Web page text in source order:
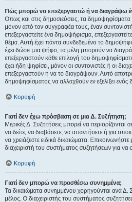
Πώς μπορώ να επεξεργαστώ ή να διαγράψω
Όπως και στις δημοσιεύσεις, τα
μόνον από τον συγγραφέα τους, έναν συντονιστή
επεξεργαστείτε ένα δημοψήφισμα,
θέμα. Αυτή έχει πάντα συνδεδεμένο το
έχει δώσει μια ψήφο, τα μέλη μπορούν να
επεξεργαστούν κάθε επιλογή του
έχει ήδη ψηφίσει, μόνον οι συντονιστές ή οι
επεξεργαστούν ή να το διαγράψουν. Αυτό
δημοψηφίσματος να αλλαχθούν εν εξελίξει
Κορυφή
Γιατί δεν έχω πρόσβαση σε μια Δ. Συζήτηση;
Μερικές Δ. Συζητήσεις μπορεί να περιορίζονται
να δείτε, να διαβάσετε, να απαντήσετε ή για
να χρειάζεστε ειδικά δικαιώματα.
διαχειριστή του συστήματος συζητήσεων για
Κορυφή
Γιατί δεν μπορώ να προσθέσω συνημμένα;
Τα δικαιώματα συνημμένου χορηγούνται ανά
μέλος. Ο διαχειριστής του συστήματος